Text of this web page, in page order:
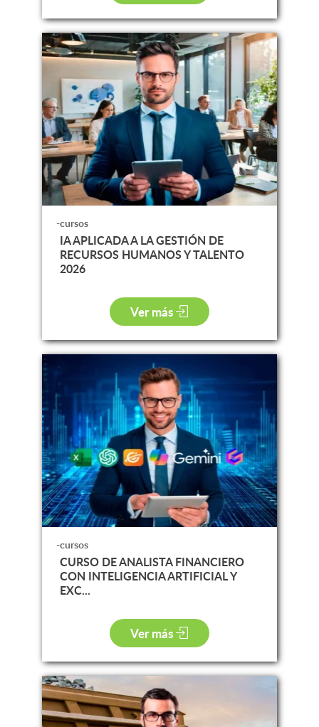
-cursos
IA APLICADA A LA GESTIÓN DE
RECURSOS HUMANOS Y TALENTO
2026
Ver más
-cursos
CURSO DE ANALISTA FINANCIERO
CON INTELIGENCIA ARTIFICIAL Y
EXC...
Ver más